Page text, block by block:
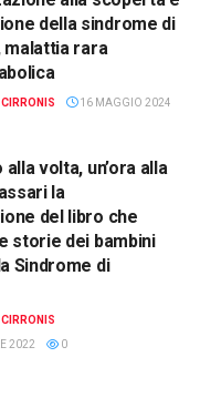
della sindrome di
malattia rara
16 MAGGIO 2024
alla volta, un’ora alla
la
del libro che
storie dei bambini
Sindrome di
2022
0